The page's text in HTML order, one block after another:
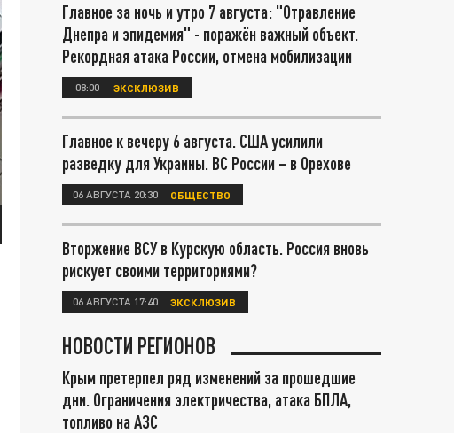
Главное за ночь и утро 7 августа: "Отравление
Днепра и эпидемия" - поражён важный объект.
Рекордная атака России, отмена мобилизации
08:00 ЭКСКЛЮЗИВ
Главное к вечеру 6 августа. США усилили
разведку для Украины. ВС России – в Орехове
06 АВГУСТА 20:30 ОБЩЕСТВО
Вторжение ВСУ в Курскую область. Россия вновь
рискует своими территориями?
06 АВГУСТА 17:40 ЭКСКЛЮЗИВ
НОВОСТИ РЕГИОНОВ
Крым претерпел ряд изменений за прошедшие
дни. Ограничения электричества, атака БПЛА,
топливо на АЗС